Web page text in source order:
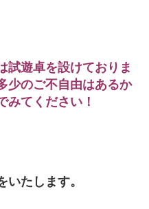
試遊卓を設けておりま
少のご不自由はあるか
みてください！
いたします。